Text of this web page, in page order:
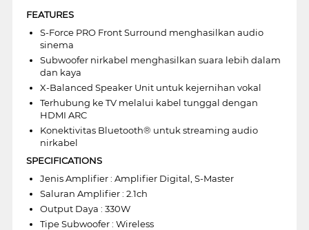
FEATURES
S-Force PRO Front Surround menghasilkan audio
sinema
Subwoofer nirkabel menghasilkan suara lebih dalam
dan kaya
X-Balanced Speaker Unit untuk kejernihan vokal
Terhubung ke TV melalui kabel tunggal dengan
HDMI ARC
Konektivitas Bluetooth® untuk streaming audio
nirkabel
SPECIFICATIONS
Jenis Amplifier : Amplifier Digital, S-Master
Saluran Amplifier : 2.1ch
Output Daya : 330W
Tipe Subwoofer : Wireless